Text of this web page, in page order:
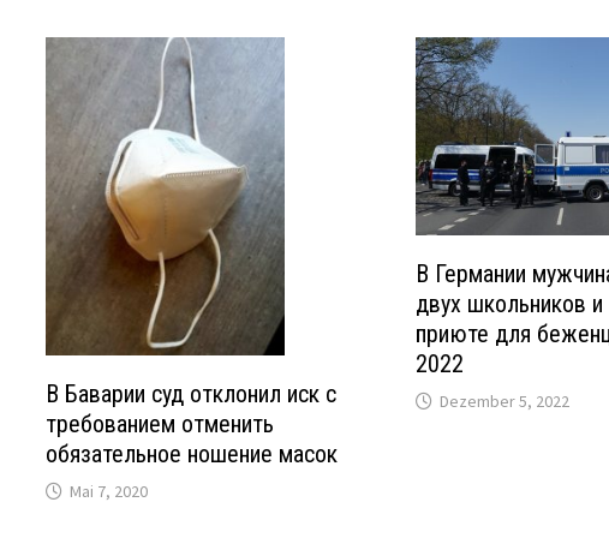
В Баварии суд отклонил иск с
требованием отменить
обязательное ношение масок
Mai 7, 2020
В Германии
двух школьников
приюте для
2022
Dezember 5, 2022